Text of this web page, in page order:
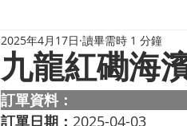
九龍紅磡海
2025年4月17日 讀畢需時 1 分鐘
訂單資料：
訂單日期： 2025-04-03